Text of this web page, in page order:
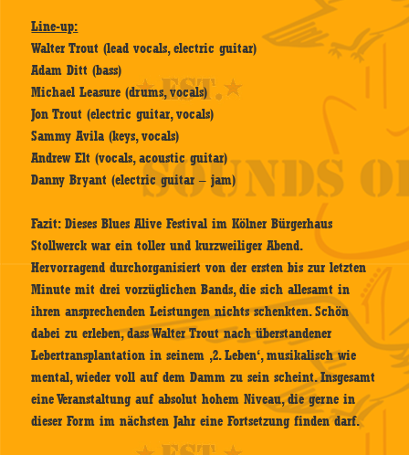
Line-up:
Walter Trout (lead vocals, electric guitar)
Adam Ditt (bass)
Michael Leasure (drums, vocals)
Jon Trout (electric guitar, vocals)
Sammy Avila (keys, vocals)
Andrew Elt (vocals, acoustic guitar)
Danny Bryant (electric guitar – jam)
Fazit: Dieses Blues Alive Festival im Kölner Bürgerhaus
Stollwerck war ein toller und kurzweiliger Abend.
Hervorragend durchorganisiert von der ersten bis zur letzten
Minute mit drei vorzüglichen Bands, die sich allesamt in
ihren ansprechenden Leistungen nichts schenkten. Schön
dabei zu erleben, dass Walter Trout nach überstandener
Lebertransplantation in seinem ‚2. Leben‘, musikalisch wie
mental, wieder voll auf dem Damm zu sein scheint. Insgesamt
eine Veranstaltung auf absolut hohem Niveau, die gerne in
dieser Form im nächsten Jahr eine Fortsetzung finden darf.